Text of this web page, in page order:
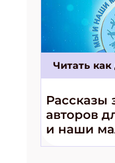
Читать
Рассказы
авторов
и наши